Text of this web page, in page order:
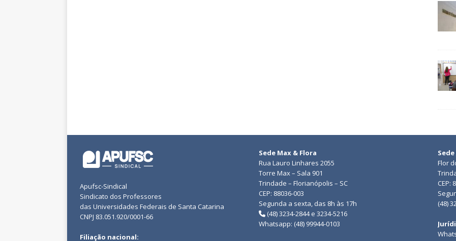
Apufsc-Sindical
Sindicato dos Professores
das Universidades Federais de Santa Catarina
CNPJ 83.051.920/0001-66
Filiação nacional:
Sede Max & Flora
Rua Lauro Linhares 2055
Torre Max – Sala 901
Trindade – Florianópolis – SC
CEP: 88036-003
Segunda a sexta, das 8h às 17h
(48) 3234-2844 e 3234-5216
Whatsapp: (48) 99944-0103
Flor
CEP:
(48)